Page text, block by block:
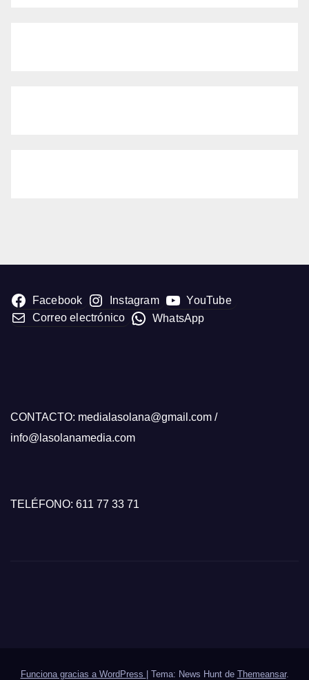
Facebook Instagram
YouTube
Correo electrónico
WhatsApp
CONTACTO: medialasolana@gmail.com /
info@lasolanamedia.com
TELÉFONO: 611 77 33 71
Funciona gracias a WordPress Tema: News Hunt de Themeansar.